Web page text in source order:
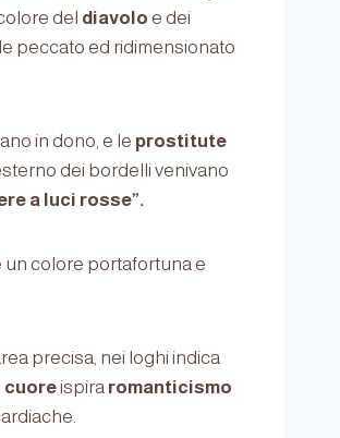
del diavolo e dei
peccato ed ridimensionato
in dono, e le prostitute
dei bordelli venivano
a luci rosse”.
un colore portafortuna e
precisa, nei loghi indica
cuoreispira romanticismo